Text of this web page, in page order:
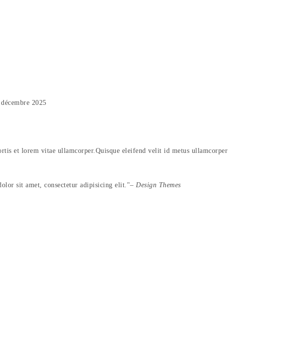
2025
et lorem vitae ullamcorper.Quisque eleifend velit id metus ullamcorper
sit amet, consectetur adipisicing elit. – Design Themes